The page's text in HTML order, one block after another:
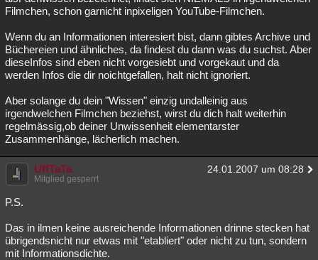
Filmchen, schon garnicht inpixeligen YouTube-Filmchen.
Wenn du an Informationen interesiert bist, dann gibtes Archive und
Büchereien und ähnliches, da findest du dann was du suchst. Aber
dieseInfos sind eben nicht vorgesiebt und vorgekaut und da
werden Infos die dir noichtgefallen, halt nicht ignoriert.
Aber solange du dein "Wissen" einzig undalleinig aus
irgendwelchen Filmchen beziehst, wirst du dich halt weiterhin
regelmässig,ob deiner Unwissenheit elementarster
Zusammenhänge, lächerlich machen.
UffTaTa 24.01.2007 um 08:28
Mitglied gesperrt
P.S.
Das in ilmen keine ausreichende Informationen drinne stecken hat
übrigendsnicht nur etwas mit "etabliert" oder nicht zu tun, sondern
mit Informationsdichte.